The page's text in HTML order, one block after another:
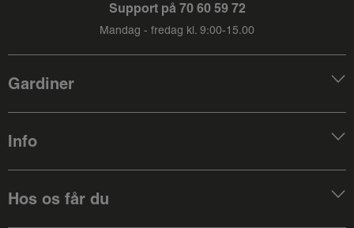
Support på 70 60 59 72
Mandag - fredag kl. 9:00-15.00
Gardiner
Info
Hos os får du